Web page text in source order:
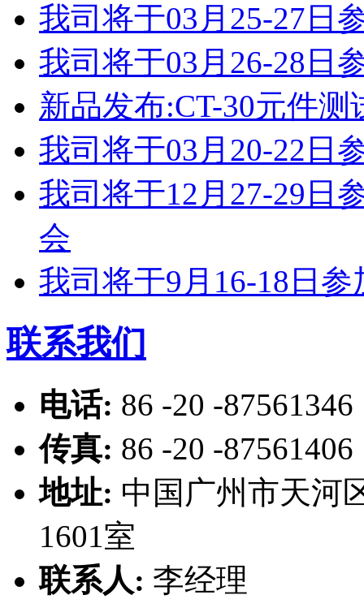
我司将于03月25-27日
我司将于03月26-28日
新品发布:CT-30元件测
我司将于03月20-22日
我司将于12月27-29日
会
我司将于9月16-18日
联系我们
电话: 86 -20 -87561346
传真: 86 -20 -87561406
地址: 中国广州市天河
1601室
联系人: 李经理